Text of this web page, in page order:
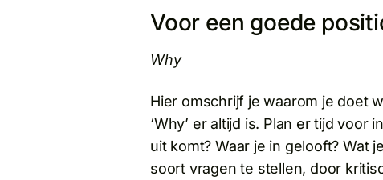
Voor een goede
Why
Hier omschrijf je waarom je doet
‘Why’ er altijd is. Plan er tijd
uit komt? Waar je in gelooft? Wat
soort vragen te stellen, door